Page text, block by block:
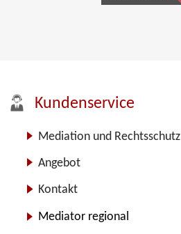
Kundenservice
Mediation und Rechtsschutz
Angebot
Kontakt
Mediator regional